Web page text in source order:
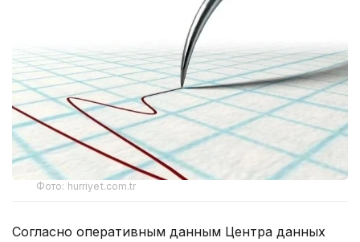
Фото: hurriyet.com.tr
Согласно оперативным данным Центра данных